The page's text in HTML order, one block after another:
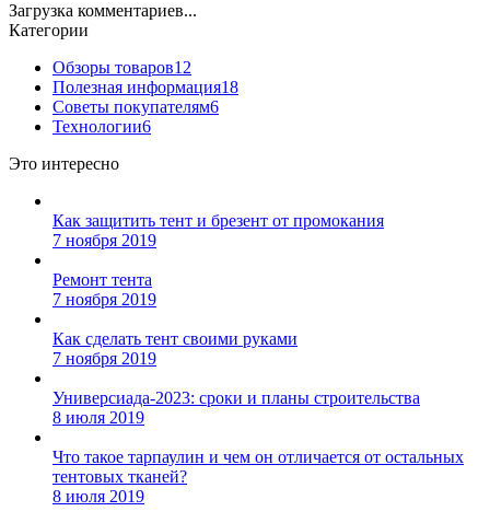
Загрузка комментариев...
Категории
Обзоры товаров12
Полезная информация18
Советы покупателям6
Технологии6
Это интересно
Как защитить тент и брезент от промокания
7 ноября 2019
Ремонт тента
7 ноября 2019
Как сделать тент своими руками
7 ноября 2019
Универсиада-2023: сроки и планы строительства
8 июля 2019
Что такое тарпаулин и чем он отличается от остальных
тентовых тканей?
8 июля 2019